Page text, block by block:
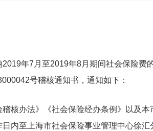
年7月至2019年8月期间社会保险费
号稽核通知书，通知如下：
办法》《社会保险经办条例》以及本
内至上海市社会保险事业管理中心徐汇